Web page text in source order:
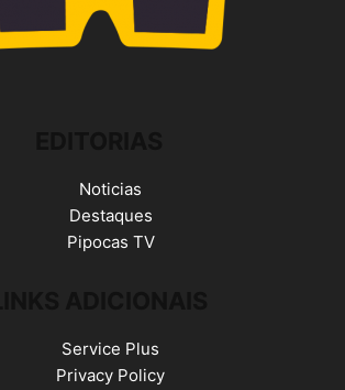
Noticias
Destaques
Pipocas TV
Service Plus
Privacy Policy